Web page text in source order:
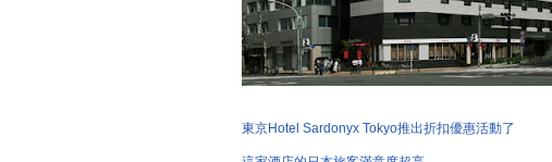
東京Hotel Sardonyx Tokyo推出折扣優惠活動了